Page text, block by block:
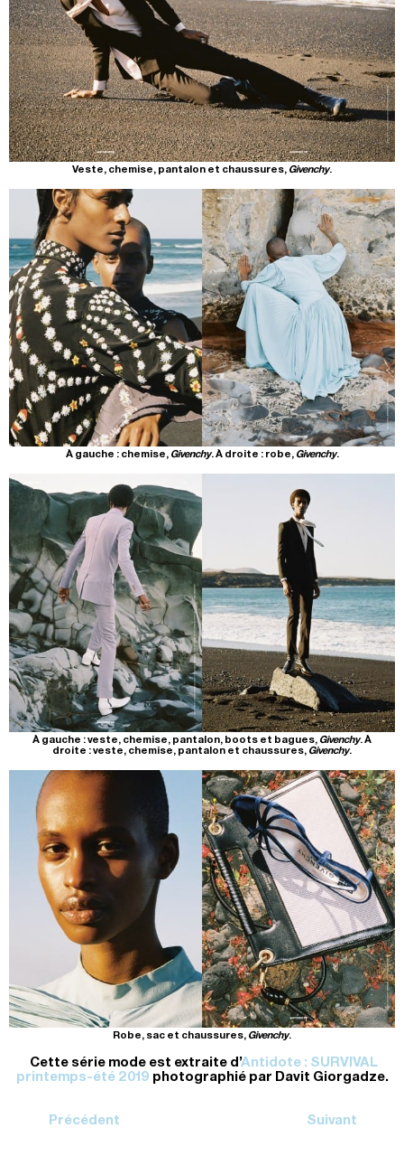
Veste, chemise, pantalon et chaussures, Givenchy.
À gauche : chemise, Givenchy. À droite : robe, Givenchy.
À gauche : veste, chemise, pantalon, boots et bagues, Givenchy. À
droite : veste, chemise, pantalon et chaussures, Givenchy.
Robe, sac et chaussures, Givenchy.
Cette série mode est extraite d’Antidote : SURVIVAL
printemps-été 2019 photographié par Davit Giorgadze.
Précédent Suivant